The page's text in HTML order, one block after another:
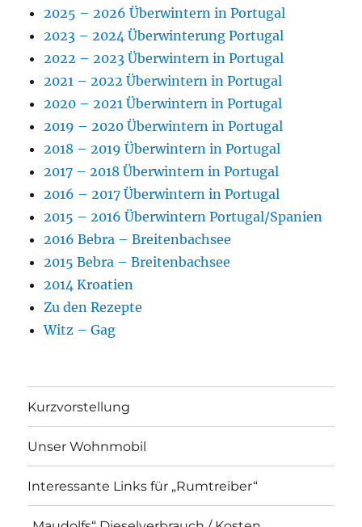
2025 – 2026 Überwintern in Portugal
2023 – 2024 Überwinterung Portugal
2022 – 2023 Überwintern in Portugal
2021 – 2022 Überwintern in Portugal
2020 – 2021 Überwintern in Portugal
2019 – 2020 Überwintern in Portugal
2018 – 2019 Überwintern in Portugal
2017 – 2018 Überwintern in Portugal
2016 – 2017 Überwintern in Portugal
2015 – 2016 Überwintern Portugal/Spanien
2016 Bebra – Breitenbachsee
2015 Bebra – Breitenbachsee
2014 Kroatien
Zu den Rezepte
Witz – Gag
Kurzvorstellung
Unser Wohnmobil
Interessante Links für „Rumtreiber“